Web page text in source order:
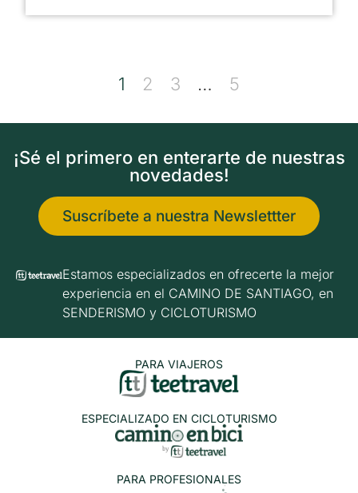
1 2 3 … 5
¡Sé el primero en enterarte de nuestras
novedades!
Suscríbete a nuestra Newslettter
Estamos especializados en ofrecerte la mejor
experiencia en el CAMINO DE SANTIAGO, en
SENDERISMO y CICLOTURISMO
PARA VIAJEROS
ESPECIALIZADO EN CICLOTURISMO
PARA PROFESIONALES